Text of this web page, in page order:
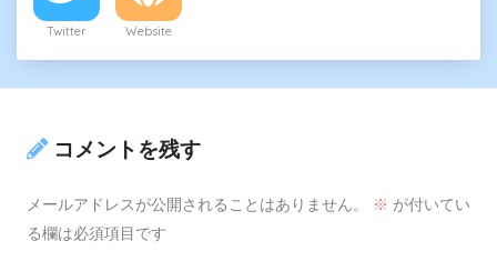
Twitter Website
コメントを残す
メールアドレスが公開されることはありません。 ※ が付いてい
る欄は必須項目です